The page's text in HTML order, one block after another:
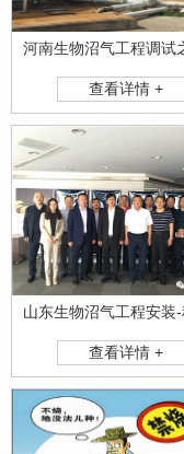
查看详情 +
查看详情 +